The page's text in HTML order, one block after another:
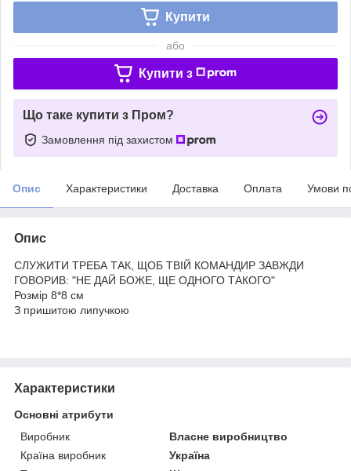
Купити
або
Купити з
Що таке купити з Пром?
Замовлення під захистом
Опис Характеристики Доставка Оплата Умови
Опис
СЛУЖИТИ ТРЕБА ТАК, ЩОБ ТВІЙ КОМАНДИР ЗАВЖДИ
ГОВОРИВ: "НЕ ДАЙ БОЖЕ, ЩЕ ОДНОГО ТАКОГО"
Розмір 8*8 см
З пришитою липучкою
Характеристики
Основні атрибути
Виробник
Власне виробництво
Країна виробник
Україна